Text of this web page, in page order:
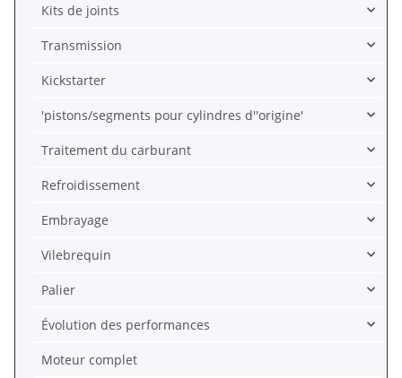
Kits de joints
Transmission
Kickstarter
'pistons/segments pour cylindres d''origine'
Traitement du carburant
Refroidissement
Embrayage
Vilebrequin
Palier
Évolution des performances
Moteur complet